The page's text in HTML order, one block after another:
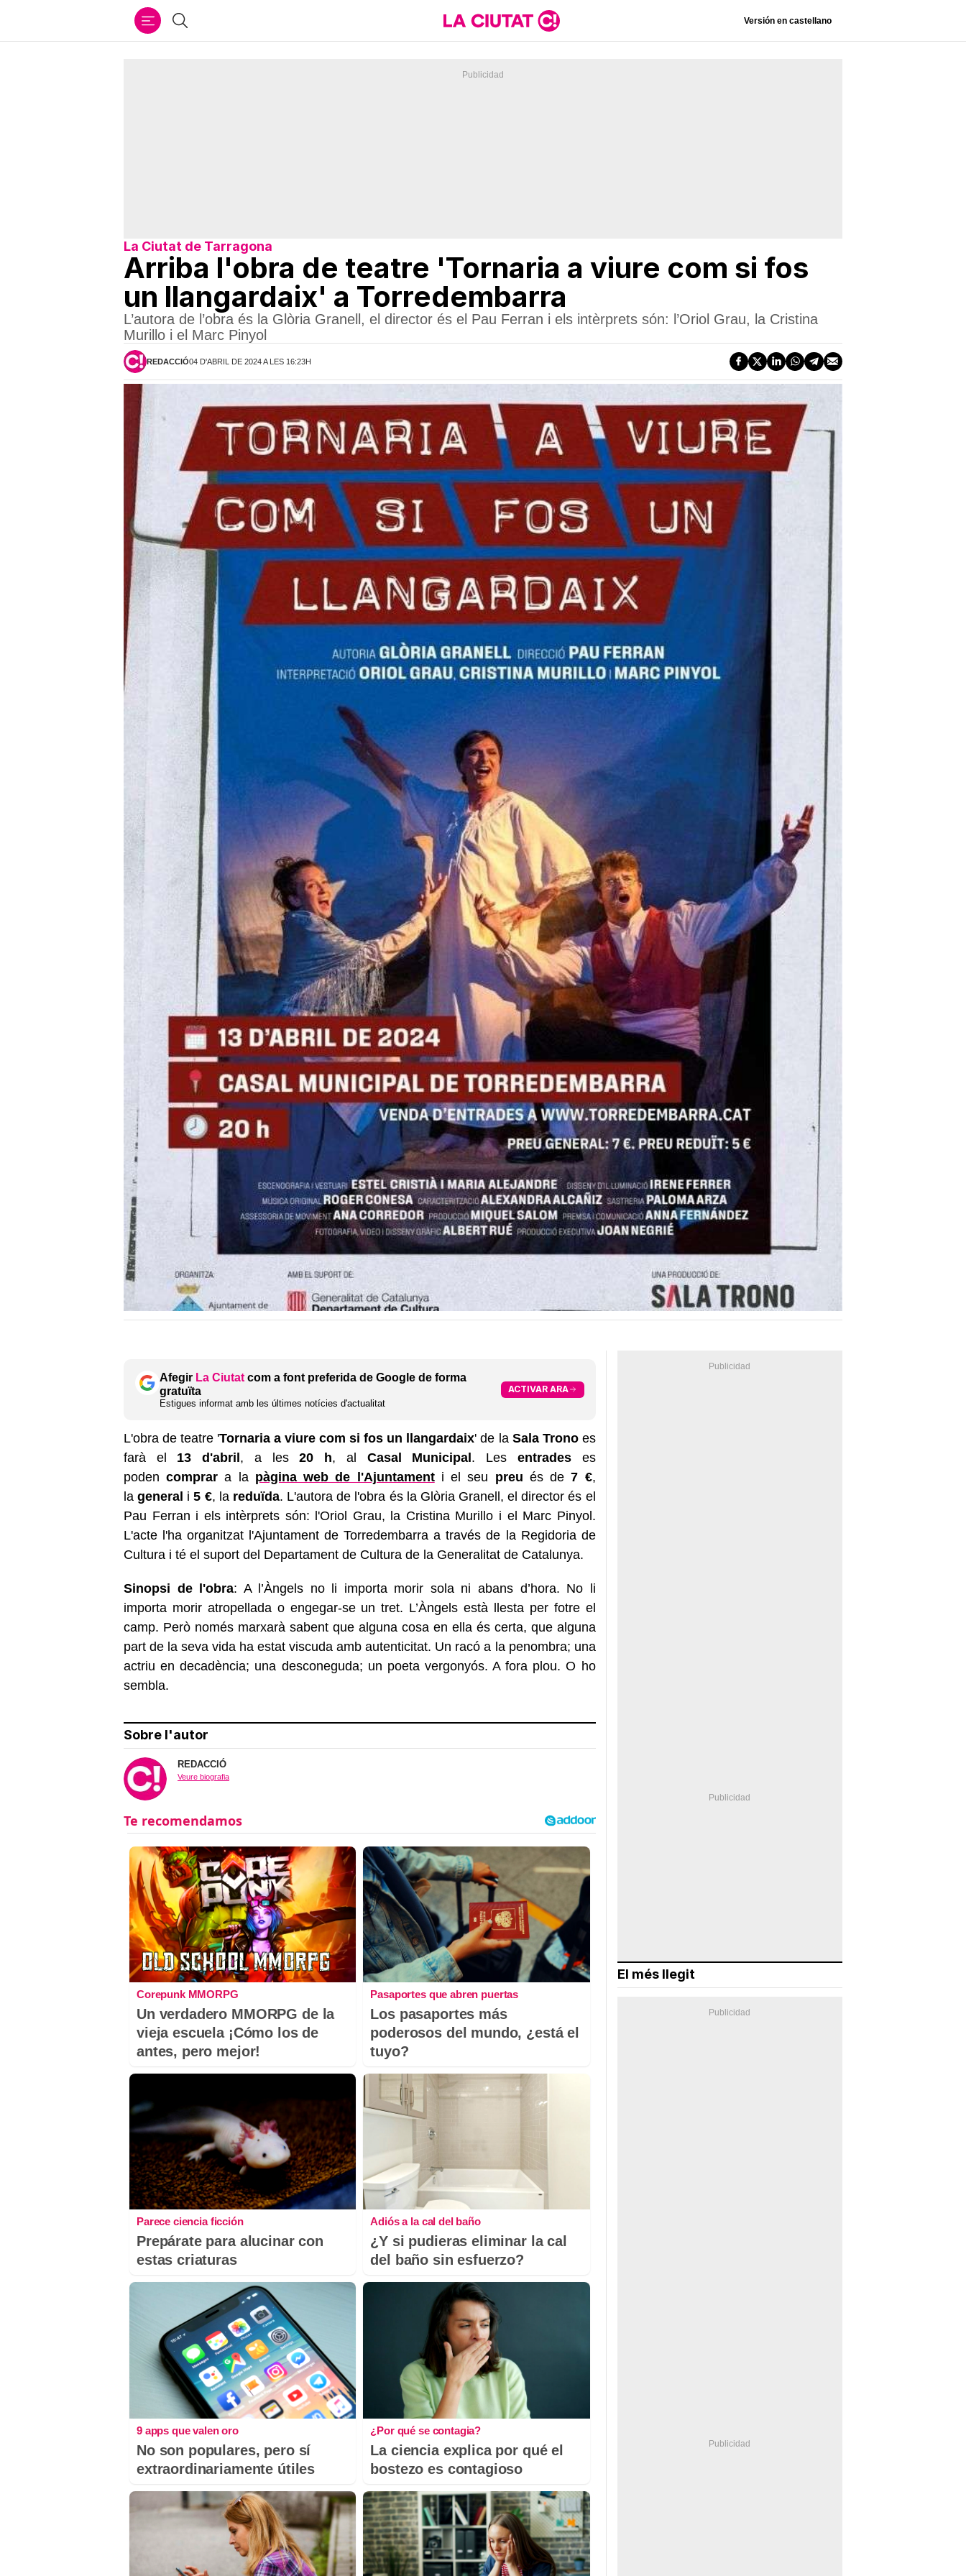
Cercar Versión en castellano
La Ciutat de Tarragona
Arriba l'obra de teatre 'Tornaria a viure com si fos
un llangardaix' a Torredembarra
L’autora de l’obra és la Glòria Granell, el director és el Pau Ferran i els intèrprets són: l’Oriol Grau, la Cristina
Murillo i el Marc Pinyol
REDACCIÓ04 D'ABRIL DE 2024 A LES 16:23H
Afegir La Ciutat com a font preferida de Google de forma
gratuïta
Estigues informat amb les últimes notícies d'actualitat
ACTIVAR ARA
L'obra de teatre 'Tornaria a viure com si fos un llangardaix' de laSala Tronoes
farà el 13 d'abril, a les20 h, al Casal Municipal. Les entradeses
podencomprar a la pàgina web de l'Ajuntamenti el seu preu és de7 €,
lageneral i5 €, la reduïda. L'autora de l'obra és la Glòria Granell, el director és el
Pau Ferran i els intèrprets són: l'Oriol Grau, la Cristina Murillo i el Marc Pinyol.
L'acte l'ha organitzat l'Ajuntament de Torredembarra a través de la Regidoria de
Cultura i té el suport del Departament de Cultura de la Generalitat de Catalunya.
Sinopsi de l'obra: A l’Àngels no li importa morir sola ni abans d’hora. No li
importa morir atropellada o engegar-se un tret. L’Àngels està llesta per fotre el
camp. Però només marxarà sabent que alguna cosa en ella és certa, que alguna
part de la seva vida ha estat viscuda amb autenticitat. Un racó a la penombra; una
actriu en decadència; una desconeguda; un poeta vergonyós. A fora plou. O ho
sembla.
Sobre l'autor
REDACCIÓ
Veure biografia
Corepunk MMORPG
Un verdadero MMORPG de la
vieja escuela ¡Cómo los de
antes, pero mejor!
Pasaportes que abren puertas
Los pasaportes más
poderosos del mundo, ¿está el
tuyo?
Parece ciencia ficción
Prepárate para alucinar con
estas criaturas
Adiós a la cal del baño
¿Y si pudieras eliminar la cal
del baño sin esfuerzo?
9 apps que valen oro
No son populares, pero sí
extraordinariamente útiles
¿Por qué se contagia?
La ciencia explica por qué el
bostezo es contagioso
El més llegit